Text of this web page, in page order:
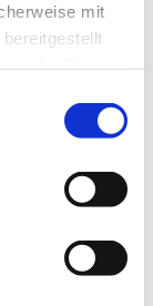
mit
Wechsel